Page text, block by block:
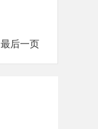
最后一页